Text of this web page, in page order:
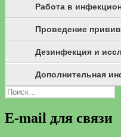
Работа в
Проведение
Дезинфекция и
Дополнительная
Найти:
E-mail для связи